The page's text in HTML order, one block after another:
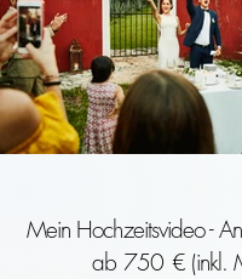
Mein Hochzeitsvideo -
ab 750 € (inkl.